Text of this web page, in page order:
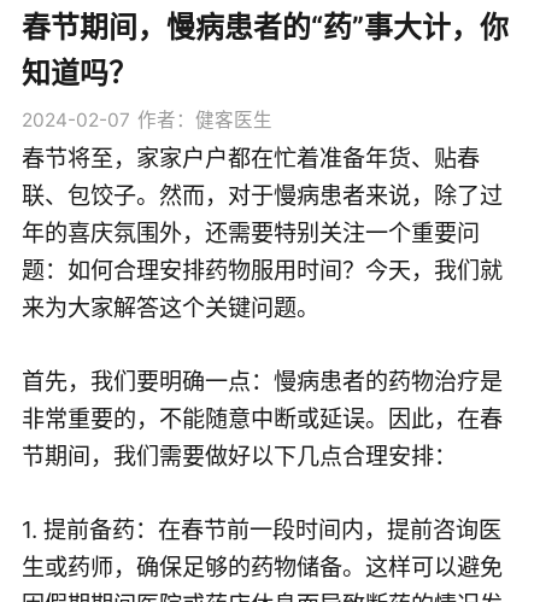
春节期间，慢病患者的“药”事大计，你
知道吗？
2024-02-07 作者：健客医生
春节将至，家家户户都在忙着准备年货、贴春
联、包饺子。然而，对于慢病患者来说，除了过
年的喜庆氛围外，还需要特别关注一个重要问
题：如何合理安排药物服用时间？今天，我们就
来为大家解答这个关键问题。
首先，我们要明确一点：慢病患者的药物治疗是
非常重要的，不能随意中断或延误。因此，在春
节期间，我们需要做好以下几点合理安排：
1. 提前备药：在春节前一段时间内，提前咨询医
生或药师，确保足够的药物储备。这样可以避免